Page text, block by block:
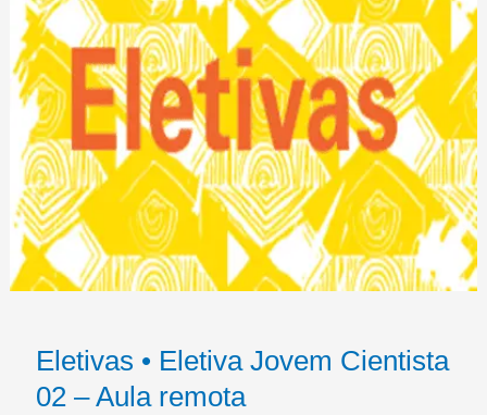
Eletivas • Eletiva Jovem Cientista
02 – Aula remota